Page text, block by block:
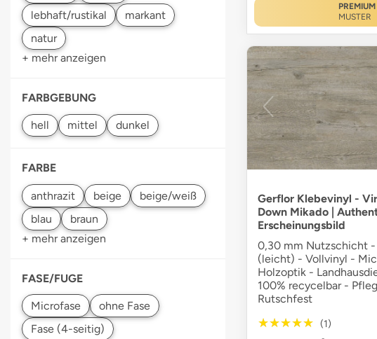
+ mehr anzeigen
FARBGEBUNG
FARBE
+ mehr anzeigen
FASE/FUGE
PREMIUM
MUSTER
Gerflor Klebevinyl -
Down Mikado |
Erscheinungsbild
0,30 mm Nutzschicht -
(leicht) - Vollvinyl -
Holzoptik -
100% recycelbar -
Rutschfest
★★★★★
★★★★★ (1)